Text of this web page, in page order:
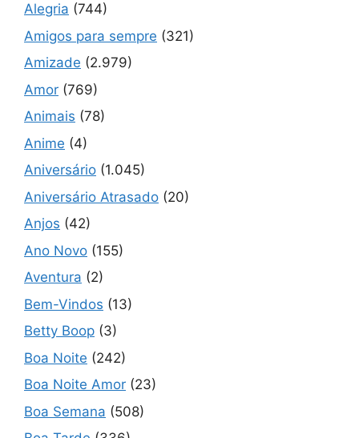
Alegria (744)
Amigos para sempre (321)
Amizade (2.979)
Amor (769)
Animais (78)
Anime (4)
Aniversário (1.045)
Aniversário Atrasado (20)
Anjos (42)
Ano Novo (155)
Aventura (2)
Bem-Vindos (13)
Betty Boop (3)
Boa Noite (242)
Boa Noite Amor (23)
Boa Semana (508)